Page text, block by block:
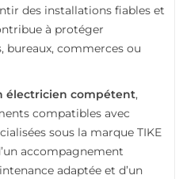
des installations fiables et
à protéger
bureaux, commerces ou
électricien compétent,
compatibles avec
sous la marque TIKE
accompagnement
adaptée et d’un